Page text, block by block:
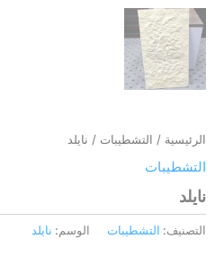
الرئيسية / التشطيبات / نايلد
التشطيبات
نايلد
التصنيف: التشطيبات الوسم: نايلد